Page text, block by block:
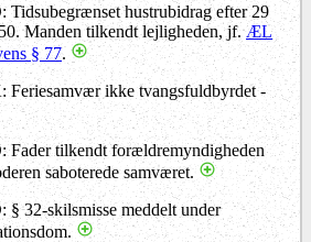
hustrubidrag efter 29
Manden tilkendt lejligheden, jf.ÆL
§ 77.
ikke tvangsfuldbyrdet -
Fader tilkendt forældremyndigheden
saboterede samværet.
32-skilsmisse meddelt under